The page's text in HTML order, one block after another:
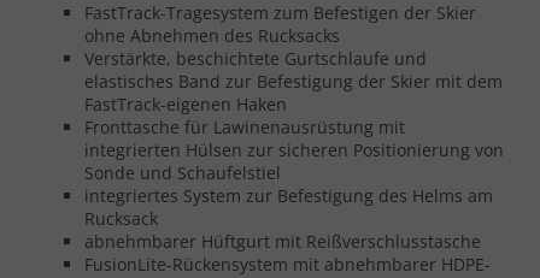
FastTrack-Tragesystem zum Befestigen der Skier
ohne Abnehmen des Rucksacks
Verstärkte, beschichtete Gurtschlaufe und
elastisches Band zur Befestigung der Skier mit dem
FastTrack-eigenen Haken
Fronttasche für Lawinenausrüstung mit
integrierten Hülsen zur sicheren Positionierung von
Sonde und Schaufelstiel
integriertes System zur Befestigung des Helms am
Rucksack
abnehmbarer Hüftgurt mit Reißverschlusstasche
FusionLite-Rückensystem mit abnehmbarer HDPE-